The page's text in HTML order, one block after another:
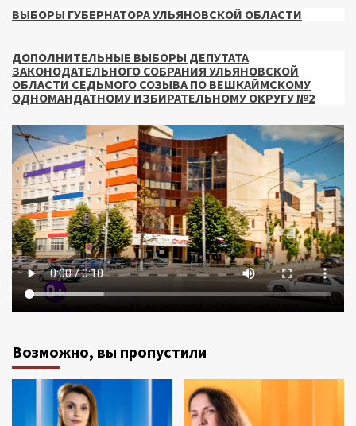
ВЫБОРЫ ГУБЕРНАТОРА УЛЬЯНОВСКОЙ ОБЛАСТИ
ДОПОЛНИТЕЛЬНЫЕ ВЫБОРЫ ДЕПУТАТА
ЗАКОНОДАТЕЛЬНОГО СОБРАНИЯ УЛЬЯНОВСКОЙ
ОБЛАСТИ СЕДЬМОГО СОЗЫВА ПО ВЕШКАЙМСКОМУ
ОДНОМАНДАТНОМУ ИЗБИРАТЕЛЬНОМУ ОКРУГУ №2
Возможно, вы пропустили